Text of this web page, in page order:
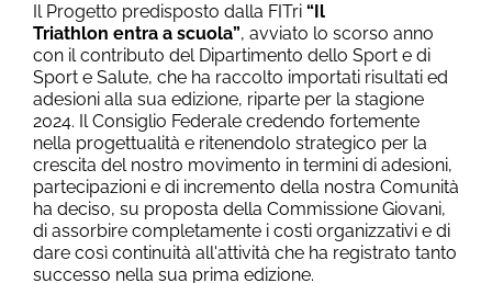
Il Progetto predisposto dalla FITri “Il
Triathlon entra a scuola”, avviato lo scorso anno
con il contributo del Dipartimento dello Sport e di
Sport e Salute, che ha raccolto importati risultati ed
adesioni alla sua edizione, riparte per la stagione
2024. Il Consiglio Federale credendo fortemente
nella progettualità e ritenendolo strategico per la
crescita del nostro movimento in termini di adesioni,
partecipazioni e di incremento della nostra Comunità
ha deciso, su proposta della Commissione Giovani,
di assorbire completamente i costi organizzativi e di
dare così continuità all'attività che ha registrato tanto
successo nella sua prima edizione.